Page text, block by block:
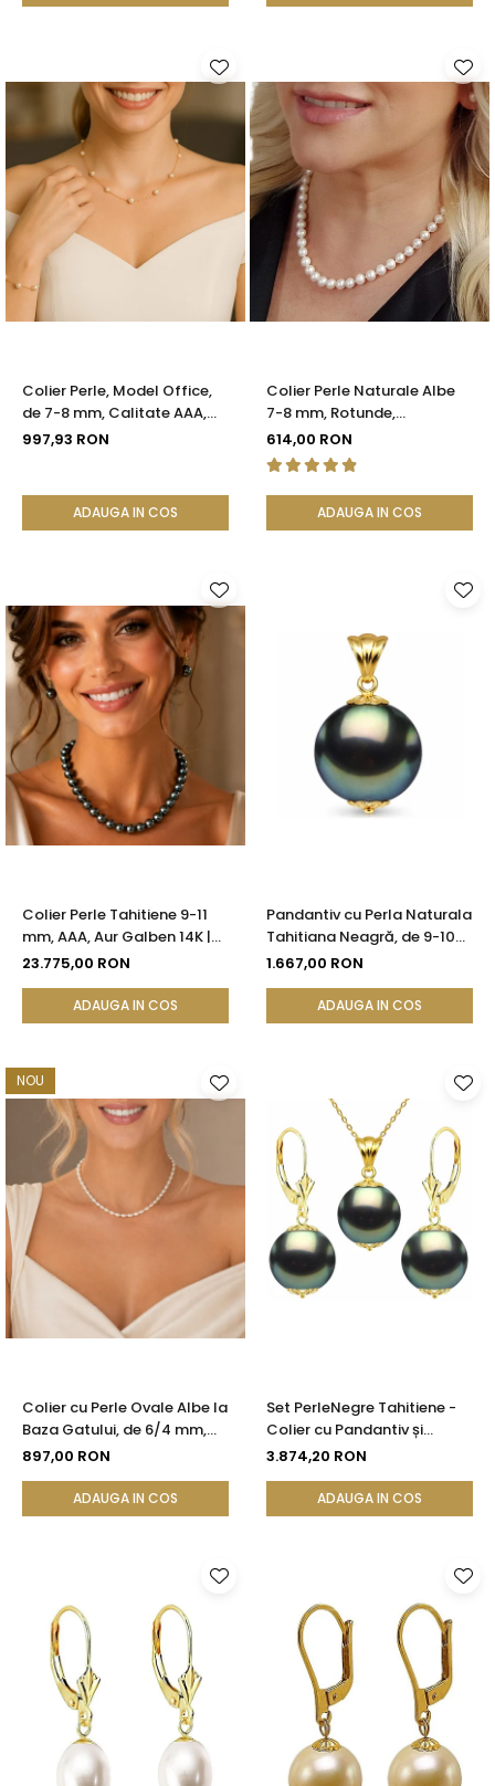
Colier Perle, Model Office,
de 7-8 mm, Calitate AAA,
Aur 14K | KASKADDA®
997,93 RON
ADAUGA IN COS
Colier Perle Naturale Albe
7-8 mm, Rotunde,
Închizătoare Argint 925 |
KASKADDA®
614,00 RON
ADAUGA IN COS
Colier Perle Tahitiene 9-11
mm, AAA, Aur Galben 14K |
KASKADDA®
23.775,00 RON
ADAUGA IN COS
Pandantiv cu Perla Naturala
Tahitiana Neagră, de 9-10
mm si Aur de 14k
1.667,00 RON
ADAUGA IN COS
NOU
Colier cu Perle Ovale Albe la
Baza Gatului, de 6/4 mm,
Calitate AAA, Aur 14K |
897,00 RON
ADAUGA IN COS
Set PerleNegre Tahitiene -
Colier cu Pandantiv și
Cercei, Aur Galben 14K, Perle
AAA | KASKADDA®
3.874,20 RON
ADAUGA IN COS